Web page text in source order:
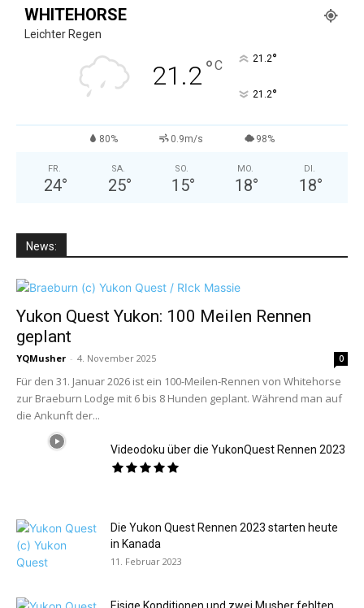
WHITEHORSE
Leichter Regen
21.2°C 21.2°
21.2°
80% 0.9m/s 98%
FR.
24°
SA.
25°
SO.
15°
MO.
18°
DI.
18°
News:
Yukon Quest Yukon: 100 Meilen Rennen
geplant
YQMusher - 4. November 2025 0
Für den 31. Januar 2026 ist ein 100-Meilen-Rennen von Whitehorse
zur Braeburn Lodge mit 6 bis 8 Hunden geplant. Während man auf
die Ankunft der...
Videodoku über die YukonQuest Rennen 2023
Die Yukon Quest Rennen 2023 starten heute
in Kanada
11. Februar 2023